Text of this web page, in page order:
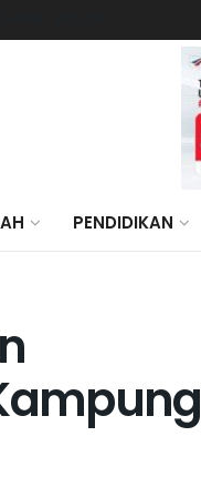
PENDIDIKAN